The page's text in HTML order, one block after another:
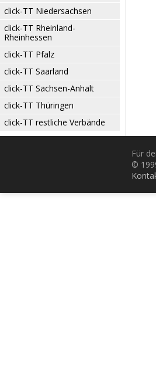
click-TT Niedersachsen
click-TT Rheinland-
Rheinhessen
click-TT Pfalz
click-TT Saarland
click-TT Sachsen-Anhalt
click-TT Thüringen
click-TT restliche Verbände
Für
©